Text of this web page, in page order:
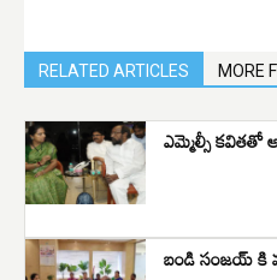
RELATED ARTICLES MORE
ఎమ్మెల్సీ కవితతో
బండి సంజయ్